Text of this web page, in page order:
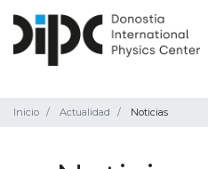
Inicio Actualidad Noticias